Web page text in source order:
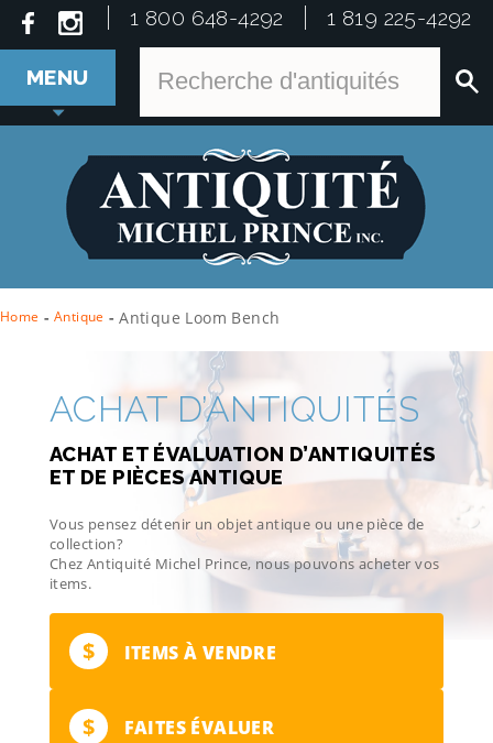
1 800 648-4292 1 819 225-4292
MENU
Home - Antique - Antique Loom Bench
ACHAT D’ANTIQUITÉS
ACHAT ET ÉVALUATION D’ANTIQUITÉS
ET DE PIÈCES ANTIQUE
Vous pensez détenir un objet antique ou une pièce de
collection?
Chez Antiquité Michel Prince, nous pouvons acheter vos
items.
$ ITEMS À VENDRE
$ FAITES ÉVALUER